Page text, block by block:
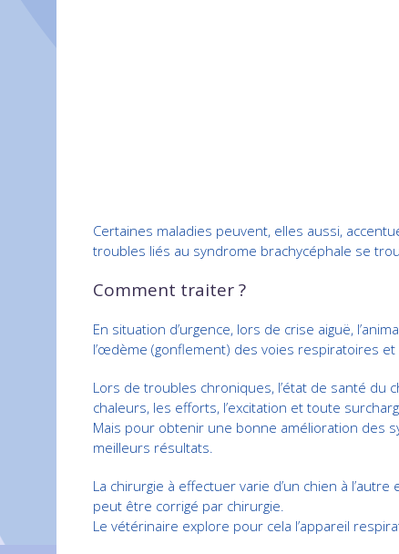
Certaines maladies peuvent, elles aussi,
troubles liés au syndrome brachycéphale se
Comment traiter ?
En situation d’urgence, lors de crise aiguë,
l’œdème (gonflement) des voies respiratoires et
Lors de troubles chroniques, l’état de santé
chaleurs, les efforts, l’excitation et toute
Mais pour obtenir une bonne amélioration des
meilleurs résultats.
La chirurgie à effectuer varie d’un chien à
peut être corrigé par chirurgie.
Le vétérinaire explore pour cela l’appareil